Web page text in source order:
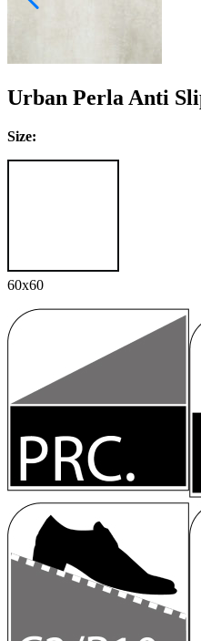
Urban Perla Anti
Size:
60x60